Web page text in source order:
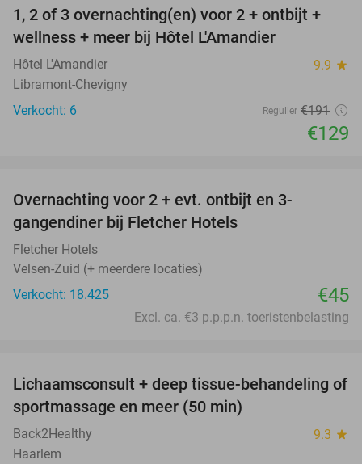
32%
TODAY
1, 2 of 3 overnachting(en) voor 2 + ontbijt +
wellness + meer bij Hôtel L'Amandier
Hôtel L'Amandier 9.9 star
Libramont-Chevigny
Verkocht: 6
Regulier €191
€129
Overnachting voor 2 + evt. ontbijt en 3-
gangendiner bij Fletcher Hotels
Fletcher Hotels
Velsen-Zuid (+ meerdere locaties)
Verkocht: 18.425
€45
Excl. ca. €3 p.p.p.n. toeristenbelasting
65%
Lichaamsconsult + deep tissue-behandeling of
sportmassage en meer (50 min)
Back2Healthy 9.3 star
Haarlem